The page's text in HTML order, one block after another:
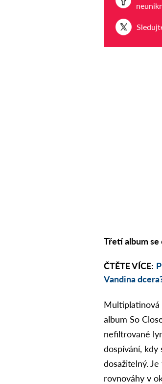
Třetí album se
ČTĚTE VÍCE:
Vandina
Multiplatinová
album So
nefiltrované
dospívání, kdy
dosažitelný.
rovnováhy v